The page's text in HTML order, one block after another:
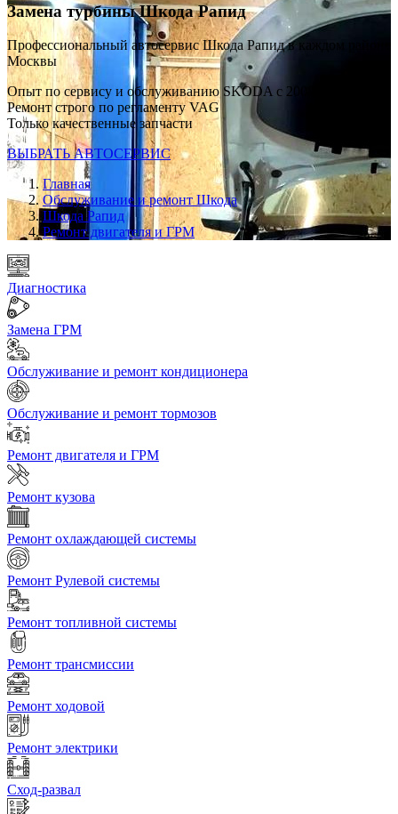
Замена турбиныШкода Рапид
Профессиональный автосервис Шкода Рапид в каждом районе
Москвы
Опыт по сервису и обслуживанию SKODA с 2008 г
Ремонт строго по регламенту VAG
Только качественные запчасти
ВЫБРАТЬ АВТОСЕРВИС
Главная
Обслуживание и ремонт Шкода
Шкода Рапид
Ремонт двигателя и ГРМ
Диагностика
Замена ГРМ
Обслуживание и ремонт кондиционера
Обслуживание и ремонт тормозов
Ремонт двигателя и ГРМ
Ремонт кузова
Ремонт охлаждающей системы
Ремонт Рулевой системы
Ремонт топливной системы
Ремонт трансмиссии
Ремонт ходовой
Ремонт электрики
Сход-развал